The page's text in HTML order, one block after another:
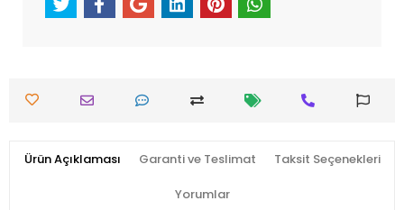
Ürün Açıklaması Garanti ve Teslimat Taksit Seçenekleri
Yorumlar